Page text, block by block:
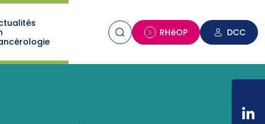
RHéOP DCC